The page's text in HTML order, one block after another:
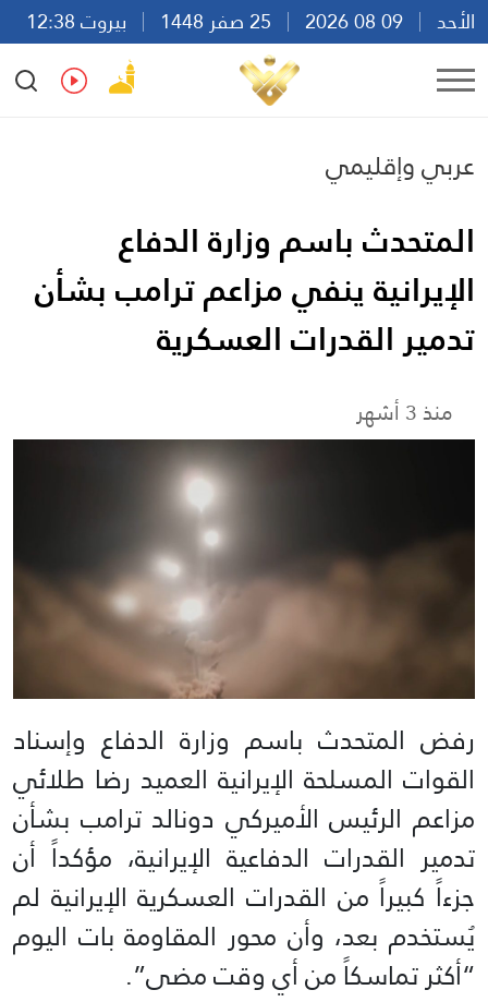
الأحد
بيروت 12:38
Ar
En Fr Es
عربي وإقليمي
المتحدث باسم وزارة الدفاع
الإيرانية ينفي مزاعم ترامب بشأن
تدمير القدرات العسكرية
منذ 3 أشهر
رفض المتحدث باسم وزارة الدفاع وإسناد
القوات المسلحة الإيرانية العميد رضا طلائي
مزاعم الرئيس الأميركي دونالد ترامب بشأن
تدمير القدرات الدفاعية الإيرانية، مؤكداً أن
جزءاً كبيراً من القدرات العسكرية الإيرانية لم
يُستخدم بعد، وأن محور المقاومة بات اليوم
“أكثر تماسكاً من أي وقت مضى”.